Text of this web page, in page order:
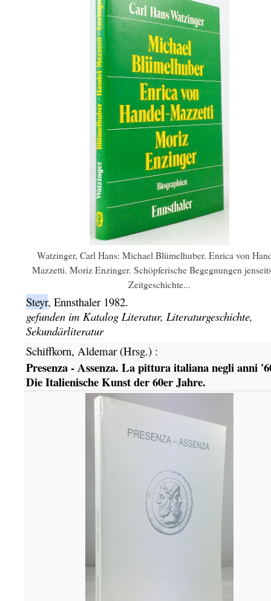
Watzinger, Carl Hans: Michael Blümelhuber. Enrica von
Mazzetti. Moriz Enzinger. Schöpferische Begegnungen
Zeitgeschichte...
Steyr, Ennsthaler 1982.
gefunden im Katalog Literatur, Literaturgeschichte,
Sekundärliteratur
Schiffkorn, Aldemar (Hrsg.):
Presenza - Assenza. La pittura italiana negli anni
Die Italienische Kunst der 60er Jahre.